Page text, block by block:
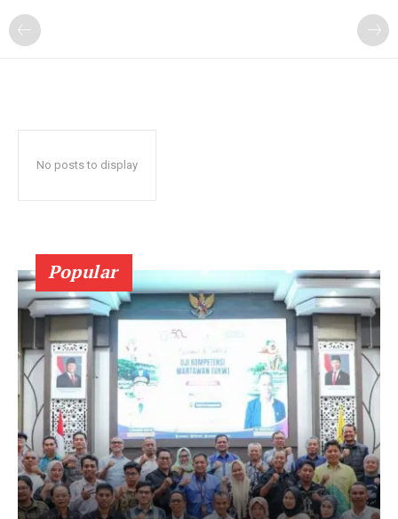
No posts to display
Popular